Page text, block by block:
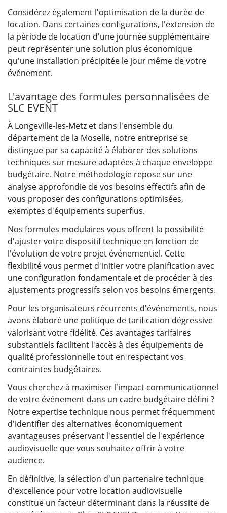
Considérez également l'optimisation de la durée de
location. Dans certaines configurations, l'extension de
la période de location d'une journée supplémentaire
peut représenter une solution plus économique
qu'une installation précipitée le jour même de votre
événement.
L'avantage des formules personnalisées de
SLC EVENT
À Longeville-les-Metz et dans l'ensemble du
département de la Moselle, notre entreprise se
distingue par sa capacité à élaborer des solutions
techniques sur mesure adaptées à chaque enveloppe
budgétaire. Notre méthodologie repose sur une
analyse approfondie de vos besoins effectifs afin de
vous proposer des configurations optimisées,
exemptes d'équipements superflus.
Nos formules modulaires vous offrent la possibilité
d'ajuster votre dispositif technique en fonction de
l'évolution de votre projet événementiel. Cette
flexibilité vous permet d'initier votre planification avec
une configuration fondamentale et de procéder à des
ajustements progressifs selon vos besoins émergents.
Pour les organisateurs récurrents d'événements, nous
avons élaboré une politique de tarification dégressive
valorisant votre fidélité. Ces avantages tarifaires
substantiels facilitent l'accès à des équipements de
qualité professionnelle tout en respectant vos
contraintes budgétaires.
Vous cherchez à maximiser l'impact communicationnel
de votre événement dans un cadre budgétaire défini ?
Notre expertise technique nous permet fréquemment
d'identifier des alternatives économiquement
avantageuses préservant l'essentiel de l'expérience
audiovisuelle que vous souhaitez offrir à votre
audience.
En définitive, la sélection d'un partenaire technique
d'excellence pour votre location audiovisuelle
constitue un facteur déterminant dans la réussite de